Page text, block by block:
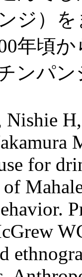
ジ）
年頃
ンパ
Nishie
for
of